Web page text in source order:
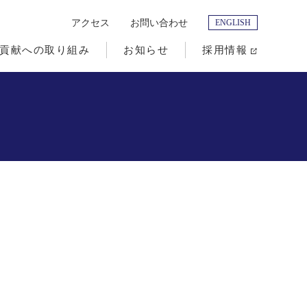
献への取り組み お知らせ 採用情報
アクセス お問い合わせ ENGLISH